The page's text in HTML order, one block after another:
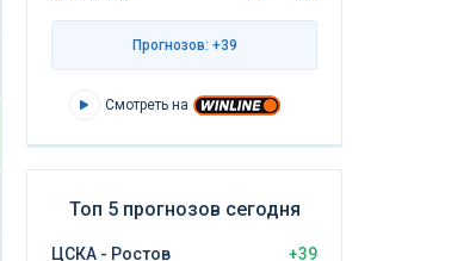
Прогнозов: +39
Смотреть на
Топ 5 прогнозов сегодня
ЦСКА - Ростов +39